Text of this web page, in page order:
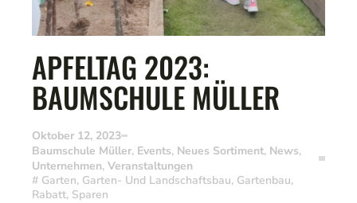
APFELTAG 2023:
BAUMSCHULE MÜLLER
Oktober 12, 2023
Baumschule Müller, Events, Neues Sortiment, News,
Unternehmen, Veranstaltungen
# Garten, Garten- Und Landschaftsbau, Gartenbau,
Rabatt, Sparen